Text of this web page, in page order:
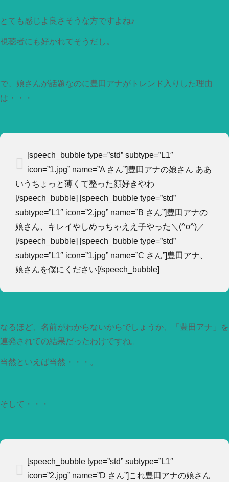
とても感じよ良さそうな方ですよね♪
視聴者にも好かれてそうだし。
で、娘さんが話題なのに豊田アナがトレンド入りした理由
は・・・
[speech_bubble type=”std” subtype=”L1″
icon=”1.jpg” name=”A さん”]豊田アナの娘さん ああ
いうちょっと薄くて整った顔好きやわ
[/speech_bubble] [speech_bubble type=”std”
subtype=”L1″ icon=”2.jpg” name=”B さん”]豊田アナの
娘さん、キレイやしめっちゃええ子やった＼(^o^)／
[/speech_bubble] [speech_bubble type=”std”
subtype=”L1″ icon=”1.jpg” name=”C さん”]豊田アナ、
娘さんを僕にください[/speech_bubble]
なるほど、名前がわからないからでしょうか、「豊田アナ」を
連発されての結果だったわけですね。
当然といえば当然・・・。
そして・・・
[speech_bubble type=”std” subtype=”L1″
icon=”2.jpg” name=”D さん”]これ豊田アナの娘さん